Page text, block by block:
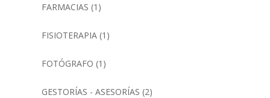
FARMACIAS (1)
FISIOTERAPIA(1)
FOTÓGRAFO (1)
GESTORÍAS - ASESORÍAS (2)